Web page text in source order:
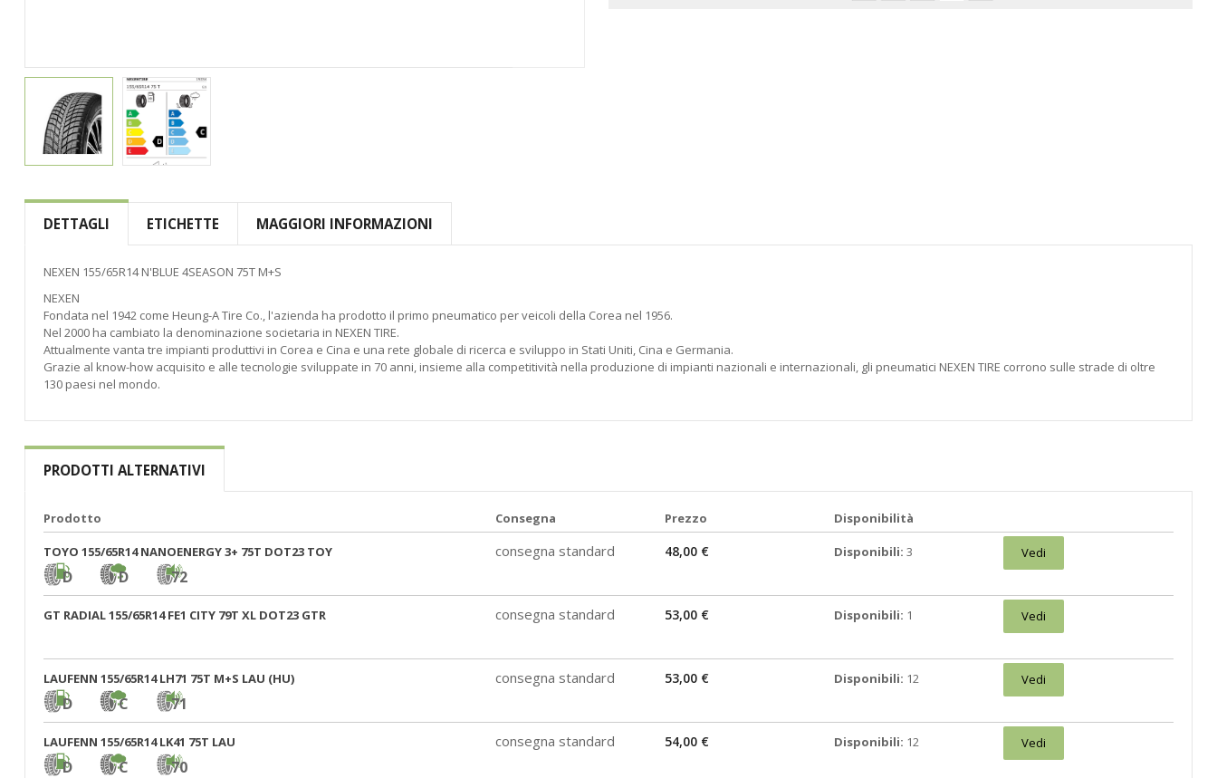
all'inizio
della
galleria
immagini
DETTAGLI ETICHETTE MAGGIORI INFORMAZIONI
NEXEN 155/65R14 N'BLUE 4SEASON 75T M+S
NEXEN
Fondata nel 1942 come Heung-A Tire Co., l'azienda ha prodotto il primo pneumatico per veicoli della Corea nel 1956.
Nel 2000 ha cambiato la denominazione societaria in NEXEN TIRE.
Attualmente vanta tre impianti produttivi in Corea e Cina e una rete globale di ricerca e sviluppo in Stati Uniti, Cina e Germania.
Grazie al know-how acquisito e alle tecnologie sviluppate in 70 anni, insieme alla competitività nella produzione di impianti nazionali e internazionali, gli pneumatici NEXEN TIRE corrono sulle strade di oltre
130 paesi nel mondo.
PRODOTTI ALTERNATIVI
Prodotto Consegna Prezzo Disponibilità
TOYO 155/65R14 NANOENERGY 3+ 75T DOT23 TOY
D D 72
consegna standard 48,00 € Disponibili: 3 Vedi
GT RADIAL 155/65R14 FE1 CITY 79T XL DOT23 GTR consegna standard 53,00 € Disponibili: 1 Vedi
LAUFENN 155/65R14 LH71 75T M+S LAU (HU)
D C 71
consegna standard 53,00 € Disponibili: 12 Vedi
LAUFENN 155/65R14 LK41 75T LAU
D C 70
consegna standard 54,00 € Disponibili: 12 Vedi